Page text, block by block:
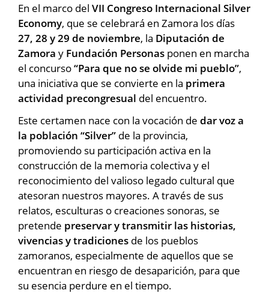
En el marco del VII Congreso Internacional Silver
Economy, que se celebrará en Zamora los días
27, 28 y 29 de noviembre, la Diputación de
Zamora y Fundación Personas ponen en marcha
el concurso“Para que no se olvide mi pueblo”,
una iniciativa que se convierte en la primera
actividad precongresual del encuentro.
Este certamen nace con la vocación de dar voz a
la población “Silver” de la provincia,
promoviendo su participación activa en la
construcción de la memoria colectiva y el
reconocimiento del valioso legado cultural que
atesoran nuestros mayores. A través de sus
relatos, esculturas o creaciones sonoras, se
pretende preservar y transmitir las historias,
vivencias y tradiciones de los pueblos
zamoranos, especialmente de aquellos que se
encuentran en riesgo de desaparición, para que
su esencia perdure en el tiempo.